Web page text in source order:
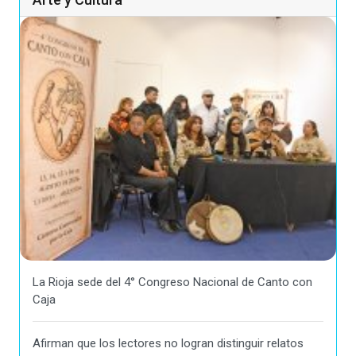
La Rioja sede del 4° Congreso Nacional de Canto con
Caja
Afirman que los lectores no logran distinguir relatos